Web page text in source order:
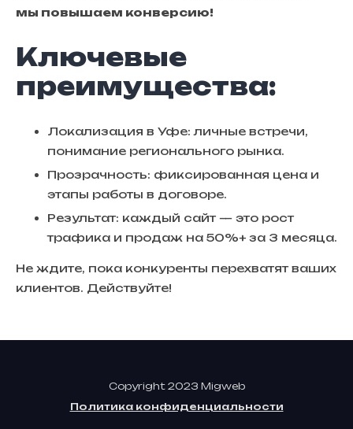
мы повышаем конверсию!
Ключевые
преимущества:
Локализация в Уфе: личные встречи,
понимание регионального рынка.
Прозрачность: фиксированная цена и
этапы работы в договоре.
Результат: каждый сайт — это рост
трафика и продаж на 50%+ за 3 месяца.
Не ждите, пока конкуренты перехватят ваших
клиентов. Действуйте!
Сopyright 2023 Migweb
Политика конфиденциальности